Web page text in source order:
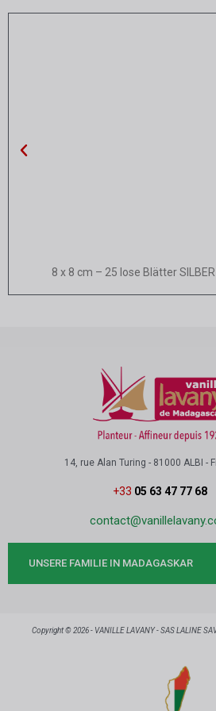
Schnellansicht
8 x 8 cm – 25 lose Blätter SILBER
14, rue Alan Turing - 81000 ALBI -
+33 05 63 47 77 68
UNSERE FAMILIE IN MADAGASKAR
Copyright © 2026 - VANILLE LAVANY - SAS LALINE